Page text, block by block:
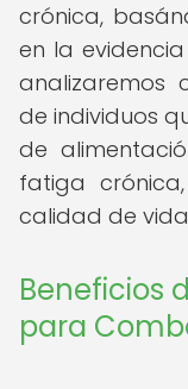
crónica,
en la
analizaremos
de individuos
de
fatiga
calidad de
Beneficios
para